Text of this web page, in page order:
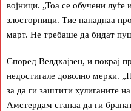
војници. „Тоа се обучени луѓе
злосторници. Тие нападнаа
март. Не требаше да бидат
Според Велдхајзен, и покрај
недостигале доволно мерки.
за да ги заштити хулиганите
Амстердам станаа да ги